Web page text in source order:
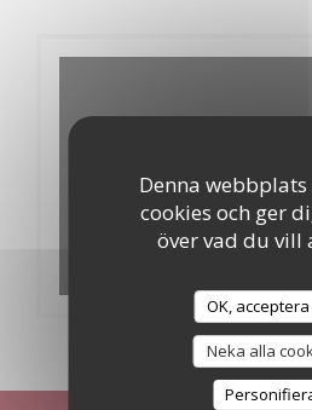
Denna
cookies och ger
över vad du vill
OK,
Neka alla